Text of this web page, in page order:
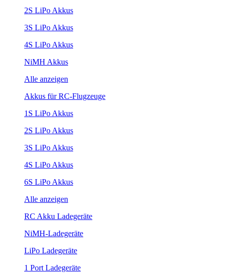
2S LiPo Akkus
3S LiPo Akkus
4S LiPo Akkus
NiMH Akkus
Alle anzeigen
Akkus für RC-Flugzeuge
1S LiPo Akkus
2S LiPo Akkus
3S LiPo Akkus
4S LiPo Akkus
6S LiPo Akkus
Alle anzeigen
RC Akku Ladegeräte
NiMH-Ladegeräte
LiPo Ladegeräte
1 Port Ladegeräte